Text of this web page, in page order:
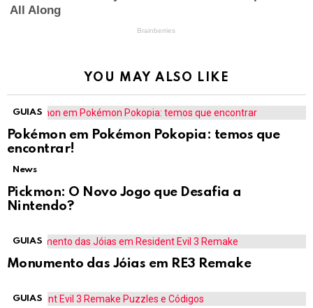
YOU MAY ALSO LIKE
GUIAS
Pokémon em Pokémon Pokopia: temos que
encontrar!
News
Pickmon: O Novo Jogo que Desafia a
Nintendo?
GUIAS
Monumento das Jóias em RE3 Remake
GUIAS